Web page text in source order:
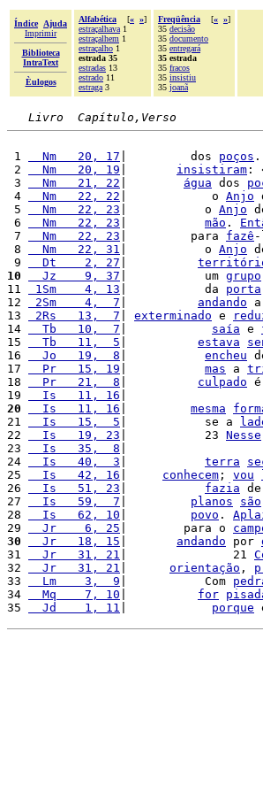
Índice
Ajuda
Imprimir
Biblioteca
IntraText
Èulogos
Alfabética [« »]
estraçalhava 1
estraçalhem 1
estraçalho 1
estrada 35
estradas 13
estrado 11
estraga 3
Freqüência [« »]
35 decisão
35 documento
35 entregará
35 estrada
35 fracos
35 insistiu
35 joanã
Livro  Capítulo,Verso
1
  Nm   20, 17
|         dos poços .
2
  Nm   20, 19
insistiram :
3
  Nm   21, 22
água dos
4
  Nm   22, 22
|            o Anjo
5
  Nm   22, 23
|           o Anjo
6
  Nm   22, 23
mão .
7
  Nm   22, 23
|         para fazê
8
  Nm   22, 31
|           o Anjo
9
  Dt    2, 27
10
  Jz    9, 37
|           um grupo
11
1Sm    4, 13 |           da porta
12
2Sm    4,  7 andando a
13
2Rs   13,  7 exterminado e
14
  Tb   10,  7
saía e
15
  Tb   11,  5
estava
16
  Jo   19,  8
encheu
17
  Pr   15, 19
mas a
18
  Pr   21,  8
culpado
19
  Is   11, 16
|
20
  Is   11, 16
mesma
21
  Is   15,  5
|           se a
22
  Is   19, 23
|           23 Nesse
23
  Is   35,  8
|
24
  Is   40,  3
terra
25
  Is   42, 16
conhecem ; vou
26
  Is   51, 23
fazia
27
  Is   59,  7
planos são
28
  Is   62, 10
povo .
29
  Jr    6, 25
|        para o
30
  Jr   18, 15
andando por
31
  Jr   31, 21
|               21
32
  Jr   31, 21
orientação ,
33
  Lm    3,  9
|           Com
34
  Mq    7, 10
for
35
  Jd    1, 11
porque